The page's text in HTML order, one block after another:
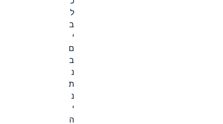
ל
ב
י
ם
ב
נ
ת
נ
י
ה